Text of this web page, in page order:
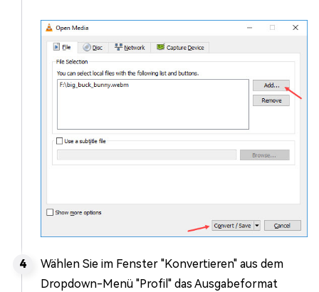
Wählen Sie im Fenster "Konvertieren" aus dem
Dropdown-Menü "Profil" das Ausgabeformat